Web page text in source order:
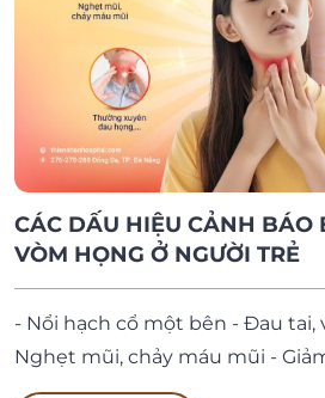
CÁC DẤU HIỆU CẢNH BÁO
VÒM HỌNG Ở NGƯỜI TRẺ
- Nổi hạch cổ một bên - Đau tai,
Nghẹt mũi, chảy máu mũi -